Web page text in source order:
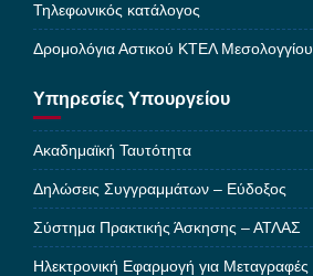
Τηλεφωνικός κατάλογος
Δρομολόγια Αστικού ΚΤΕΛ Μεσολογγίου
Υπηρεσίες Υπουργείου
Ακαδημαϊκή Ταυτότητα
Δηλώσεις Συγγραμμάτων – Εύδοξος
Σύστημα Πρακτικής Άσκησης – ΑΤΛΑΣ
Ηλεκτρονική Εφαρμογή για Μεταγραφές